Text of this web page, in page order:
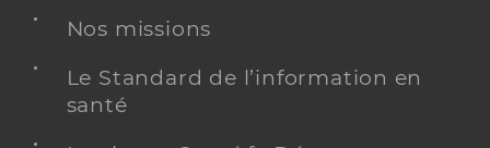
Nos missions
Le Standard de l’information en
santé